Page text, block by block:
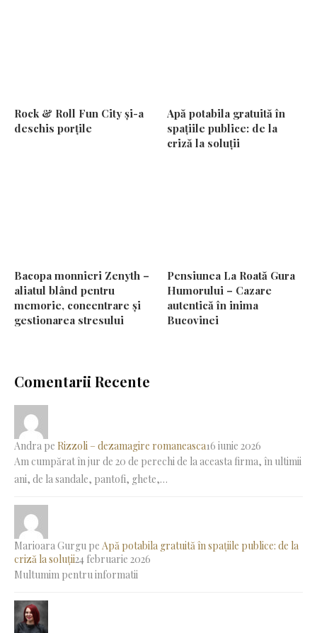
Rock & Roll Fun City și-a
deschis porțile
Apă potabila gratuită în
spațiile publice: de la
criză la soluții
Bacopa monnieri Zenyth –
aliatul blând pentru
memorie, concentrare și
gestionarea stresului
Pensiunea La Roată Gura
Humorului – Cazare
autentică în inima
Bucovinei
Comentarii Recente
Andra pe Rizzoli – dezamagire romaneasca16 iunie 2026
Am cumpărat în jur de 20 de perechi de la aceasta firma, în ultimii
ani, de la sandale, pantofi, ghete,…
Marioara Gurgu pe Apă potabila gratuită în spațiile publice: de la
criză la soluții24 februarie 2026
Multumim pentru informatii